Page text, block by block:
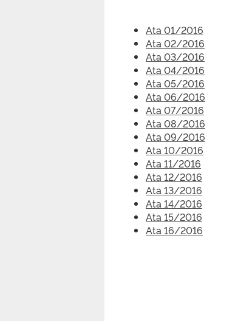
Ata 01/2016
Ata 02/2016
Ata 03/2016
Ata 04/2016
Ata 05/2016
Ata 06/2016
Ata 07/2016
Ata 08/2016
Ata 09/2016
Ata 10/2016
Ata 11/2016
Ata 12/2016
Ata 13/2016
Ata 14/2016
Ata 15/2016
Ata 16/2016